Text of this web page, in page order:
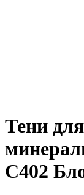
Тени
С402